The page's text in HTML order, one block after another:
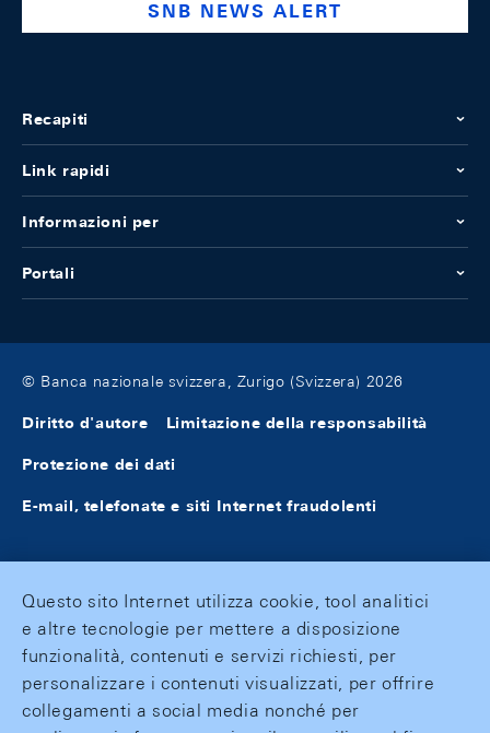
SNB NEWS ALERT
Recapiti
Link rapidi
Informazioni per
Portali
© Banca nazionale svizzera, Zurigo (Svizzera) 2026
Diritto d'autore Limitazione della responsabilità
Protezione dei dati
E-mail, telefonate e siti Internet fraudolenti
Questo sito Internet utilizza cookie, tool analitici
e altre tecnologie per mettere a disposizione
funzionalità, contenuti e servizi richiesti, per
personalizzare i contenuti visualizzati, per offrire
collegamenti a social media nonché per